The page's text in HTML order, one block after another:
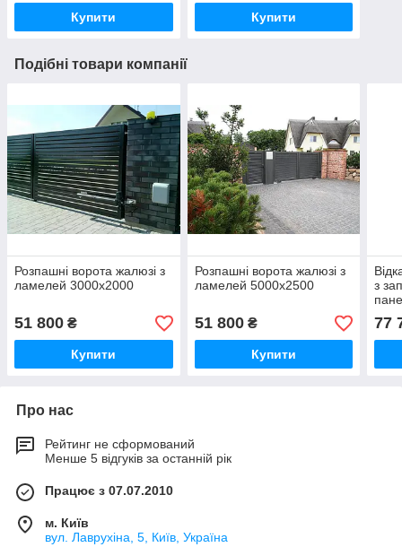
Купити Купити
Подібні товари компанії
Розпашні ворота жалюзі з
ламелей 3000х2000
51 800 ₴
Купити
Розпашні ворота жалюзі з
ламелей 5000х2500
51 800₴
Купити
з
77
Про нас
Рейтинг не сформований
Менше 5 відгуків за останній рік
Працює з 07.07.2010
м. Київ
вул. Лаврухіна, 5, Київ, Україна